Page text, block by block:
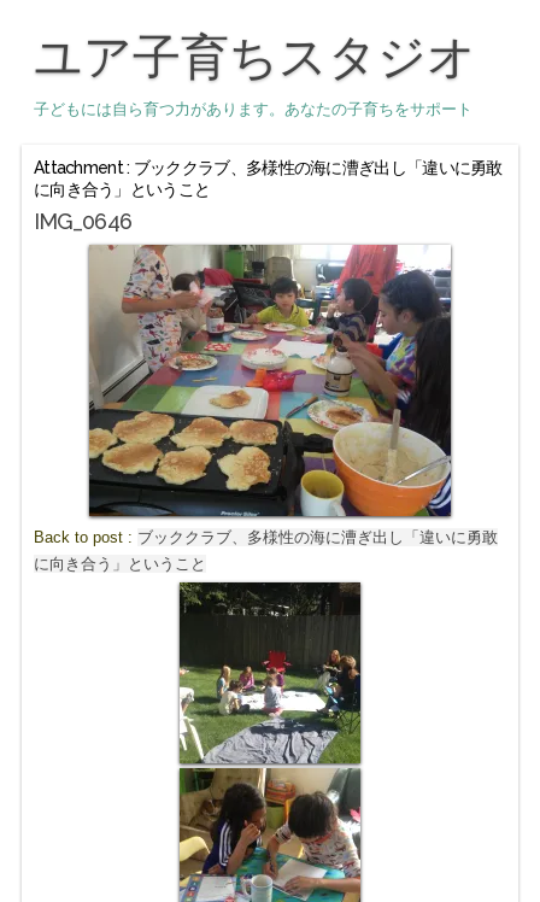
ユア子育ちスタジオ
子どもには自ら育つ力があります。あなたの子育ちをサポート
Attachment : ブッククラブ、多様性の海に漕ぎ出し「違いに勇敢
に向き合う」ということ
IMG_0646
Back to post : ブッククラブ、多様性の海に漕ぎ出し「違いに勇敢
に向き合う」ということ